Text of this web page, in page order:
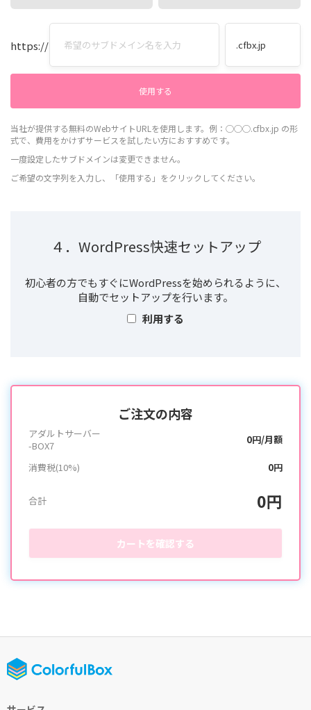
https://
当社が提供する無料のWebサイトURLを使用します。例：◯◯◯.cfbx.jp の形
式で、費用をかけずサービスを試したい方におすすめです。
一度設定したサブドメインは変更できません。
ご希望の文字列を入力し、「使用する」をクリックしてください。
４．WordPress快速セットアップ
初心者の方でもすぐにWordPressを始められるように、
自動でセットアップを行います。
利用する
ご注文の内容
アダルトサーバー
-BOX7
0円/月額
消費税(10%) 0円
合計 0円
カートを確認する